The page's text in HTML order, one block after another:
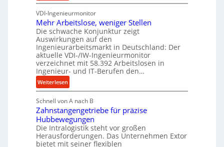
u
n
d
H
y
d
r
a
u
l
i
m
V
e
n
d
l
a
n
g
l
e
b
i
g
e
K
u
g
K
r
o
n
e
s
s
t
e
i
g
r
t
U
m
VDI-Ingenieurmonitor
Mehr Arbeitslose, weniger Stellen
Die schwache Konjunktur zeigt
Auswirkungen auf den
Ingenieurarbeitsmarkt in Deutschland: Der
aktuelle VDI-/IW-Ingenieurmonitor
verzeichnet mit 58.392 Arbeitslosen in
Ingenieur- und IT-Berufen den…
Weiterlesen:
M
e
h
r
A
r
Schnell von A nach B
Zahnstangengetriebe für präzise
Hubbewegungen
Die Intralogistik steht vor großen
Herausforderungen. Das Unternehmen Extor
bietet mit seiner flexiblen